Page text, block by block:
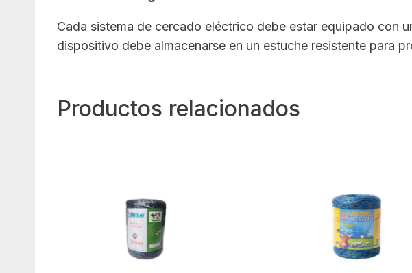
Cada sistema de cercado eléctrico debe estar equipado con
dispositivo debe almacenarse en un estuche resistente para
Productos relacionados